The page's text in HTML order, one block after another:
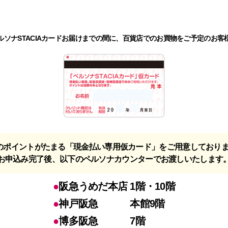
ソナSTACIAカードお届けまでの間に、百貨店でのお買物をご予定のお客
ポイントがたまる「現金払い専用仮カード」をご用意しておりま
申込み完了後、以下のペルソナカウンターでお渡しいたします。
阪急うめだ本店 1階・10階
神戸阪急
本館9階
博多阪急
7階